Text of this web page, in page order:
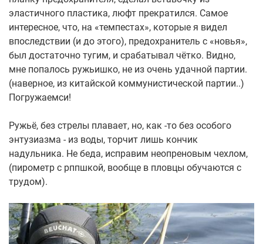
эластичного пластика, люфт прекратился. Самое
интересное, что, на «темпестах», которые я видел
впоследствии (и до этого), предохранитель с «новья»,
был достаточно тугим, и срабатывал чётко. Видно,
мне попалось ружьишко, не из очень удачной партии.
(наверное, из китайской коммунистической партии..)
Погружаемси!
Ружьё, без стрелы плавает, но, как -то без особого
энтузиазма - из воды, торчит лишь кончик
надульника. Не беда, исправим неопреновым чехлом,
(пирометр с рппшкой, вообще в пловцы обучаются с
трудом).